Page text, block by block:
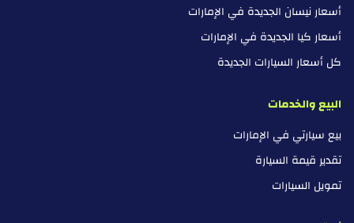
أسعار نيسان الجديدة في الإمارات
أسعار كيا الجديدة في الإمارات
كل أسعار السيارات الجديدة
البيع والخدمات
بيع سيارتي في الإمارات
تقدير قيمة السيارة
تمويل السيارات